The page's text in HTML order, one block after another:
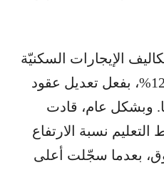
الإيجارات السكنيّة
زيادات كبيرة بنسبة 128.16%، بفعل تعديل عقود
وبشكل عام، قادت
نسبة الارتفاع
بعدما سجّلت أعلى